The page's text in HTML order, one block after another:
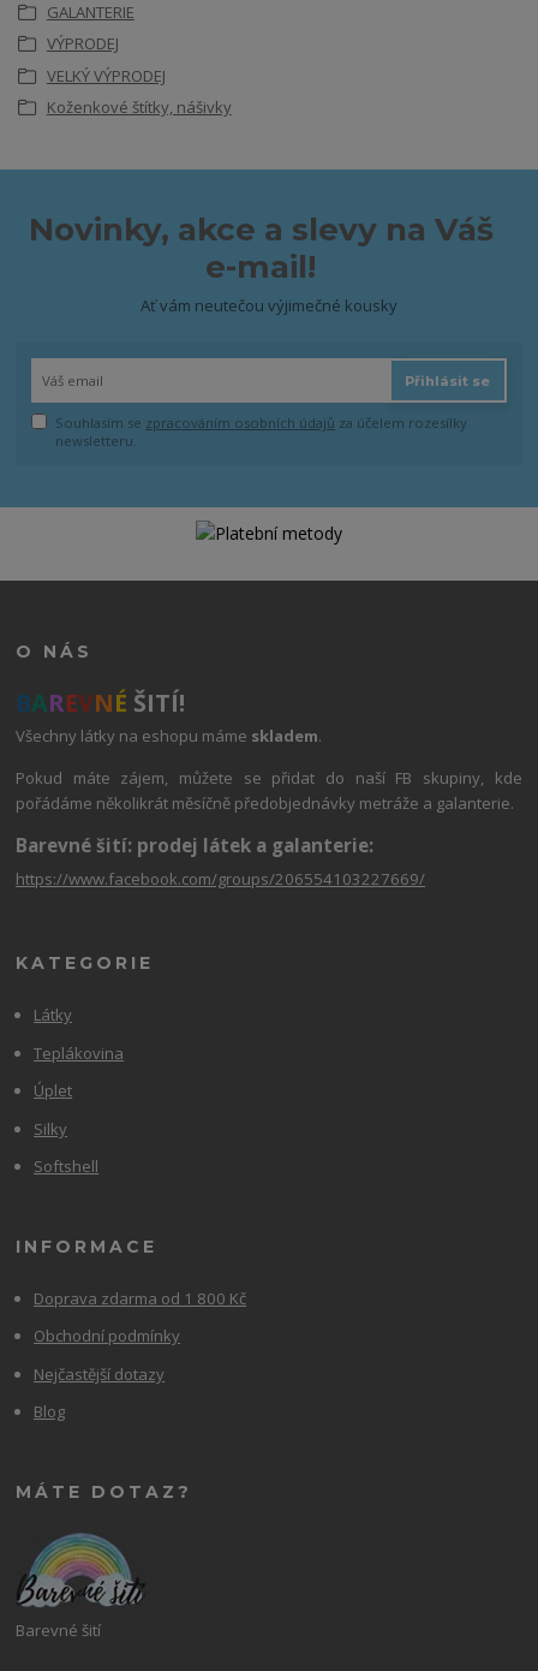
GALANTERIE
VÝPRODEJ
VELKÝ VÝPRODEJ
Koženkové štítky, nášivky
Novinky, akce a slevy na Váš
e-mail!
Ať vám neutečou výjimečné kousky
Přihlásit se
Souhlasím se zpracováním osobních údajů za účelem rozesílky
newsletteru.
O NÁS
BAREVNÉ ŠITÍ!
Všechny látky na eshopu máme skladem.
Pokud máte zájem, můžete se přidat do naší FB skupiny, kde
pořádáme několikrát měsíčně předobjednávky metráže a galanterie.
Barevné šití: prodej látek a galanterie:
https://www.facebook.com/groups/206554103227669/
KATEGORIE
Látky
Teplákovina
Úplet
Silky
Softshell
INFORMACE
Doprava zdarma od 1 800 Kč
Obchodní podmínky
Nejčastější dotazy
Blog
MÁTE DOTAZ?
Barevné šití